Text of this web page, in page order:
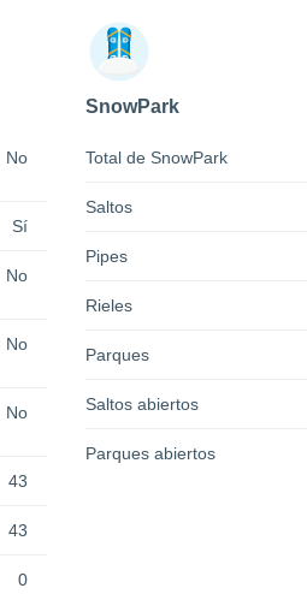
No
Sí
No
No
No
43
43
0
SnowPark
Total de SnowPark
Saltos
Pipes
Rieles
Parques
Saltos abiertos
Parques abiertos